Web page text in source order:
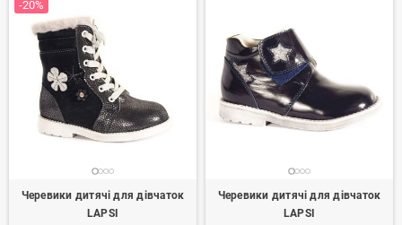
-20%
Черевики дитячі для дівчаток
LAPSI
Черевики дитячі для дівчаток
LAPSI